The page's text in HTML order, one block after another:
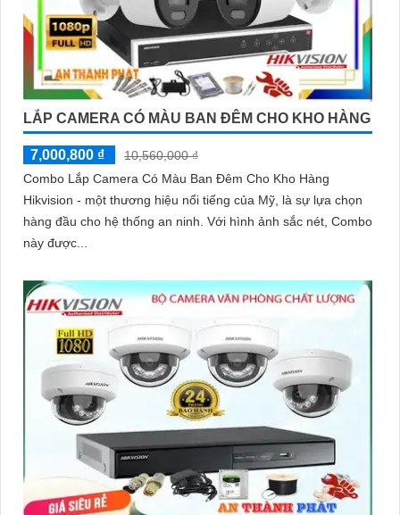
LẮP CAMERA CÓ MÀU BAN ĐÊM CHO KHO HÀNG
7,000,800 ₫
10,560,000 ₫
Combo Lắp Camera Có Màu Ban Đêm Cho Kho Hàng
Hikvision - một thương hiệu nổi tiếng của Mỹ, là sự lựa chọn
hàng đầu cho hệ thống an ninh. Với hình ảnh sắc nét, Combo
này được...